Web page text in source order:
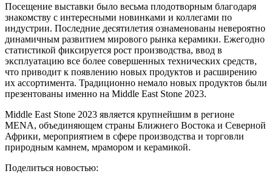
Посещение выставки было весьма плодотворным благодаря
знакомству с интересными новинками и коллегами по
индустрии. Последние десятилетия ознаменованы невероятно
динамичным развитием мирового рынка керамики. Ежегодно
статистикой фиксируется рост производства, ввод в
эксплуатацию все более совершенных технических средств,
что приводит к появлению новых продуктов и расширению
их ассортимента. Традиционно немало новых продуктов были
презентованы именно на Middle East Stone 2023.
Middle East Stone 2023 является крупнейшим в регионе
MENА, объединяющем страны Ближнего Востока и Северной
Африки, мероприятием в сфере производства и торговли
природным камнем, мрамором и керамикой.
Поделиться новостью: